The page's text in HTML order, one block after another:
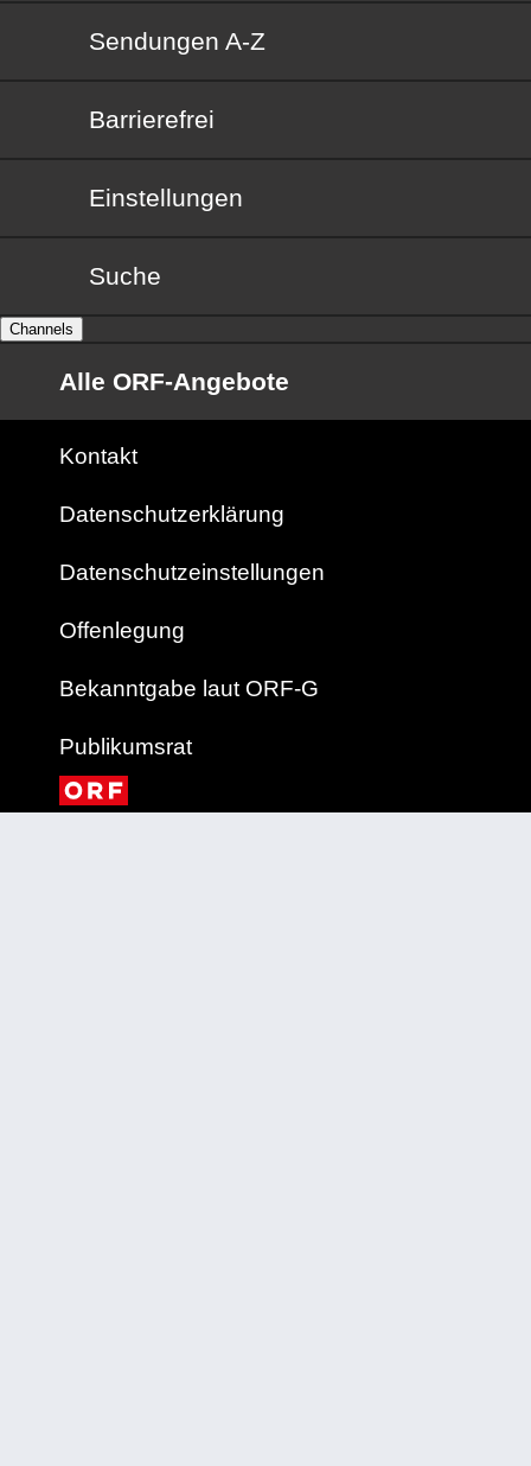
Sendungen von A bis Z
Sendungen A-Z
Barrierefrei
Barrierefrei
Einstellungen
Suche
Channels
Alle ORF-Angebote
Kontakt
Datenschutzerklärung
Datenschutzeinstellungen
Offenlegung
Bekanntgabe laut ORF-G
Publikumsrat